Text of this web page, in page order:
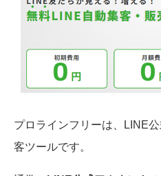
プロラインフリーは、LINE
客ツールです。